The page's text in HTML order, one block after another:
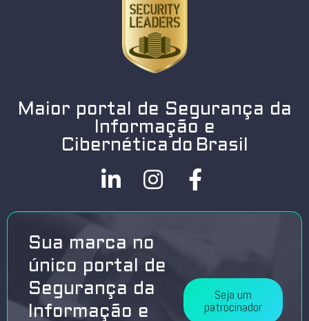
Maior portal de Segurança da
Informação e
Cibernética do Brasil
Sua marca no
único portal de
Segurança da
Informação e
Seja um
patrocinador